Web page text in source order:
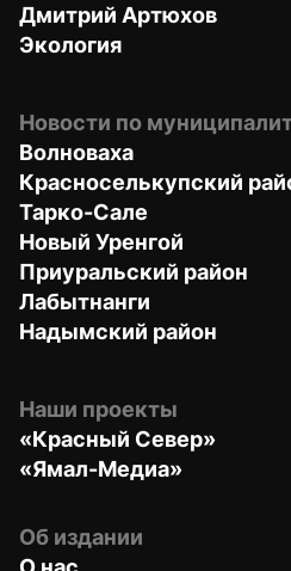
Дмитрий Артюхов
Экология
Новости по
Волноваха
Красноселькупский
Тарко-Сале
Новый Уренгой
Приуральский район
Лабытнанги
Надымский район
Наши проекты
«Красный Север»
«Ямал-Медиа»
Об издании